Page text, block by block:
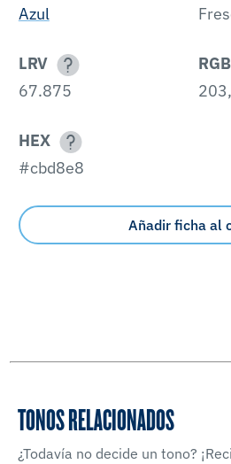
Azul
LRV
67.875
RGB
HEX
#cbd8e8
Añadir ficha al
TONOS RELACIONADOS
¿Todavía no decide un tono?